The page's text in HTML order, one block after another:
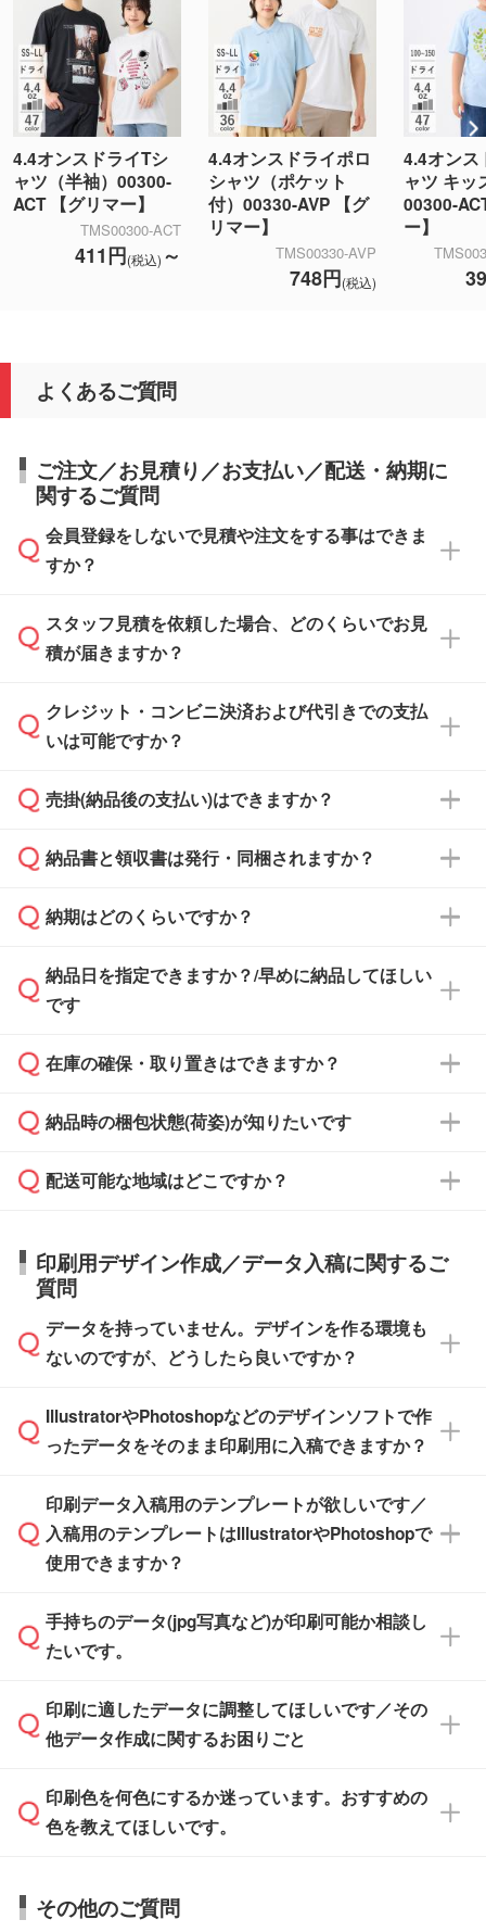
4.4オンスドライTシ
ャツ（半袖）00300-
ACT 【グリマー】
TMS00300-ACT
411円(税込) ～
4.4オンスドライポロ
シャツ（ポケット
付）00330-AVP 【グ
リマー】
TMS00330-AVP
748円(税込)
4.4オンス
ャツ キッ
00300-
ー】
よくあるご質問
ご注文／お見積り／お支払い／配送・納期に
関するご質問
会員登録をしないで見積や注文をする事はできま
すか？
可能です。見積・注文フォームにて『ゲストの
まま進む』ボタンからお進みのうえ、ご依頼く
スタッフ見積を依頼した場合、どのくらいでお見
積が届きますか？
通常、翌営業日までにお送りしております。混
雑状況によっては、お時間をいただくこともご
依頼いただいた場合は、翌営業日以降のご連絡
クレジット・コンビニ決済および代引きでの支払
いは可能ですか？
銀行振込のみのご対応となります。
売掛(納品後の支払い)はできますか？
基本的には先入金をお願いしておりますが、自
どの場合は、月末締め翌月末払いに対応可能で
また、卒業・卒園記念品で対策委員会や個人様
校や幼稚園・保育園であれば、同様の条件でご
ご希望の際は担当スタッフまでお気軽にご相談
ください。
納品書と領収書は発行・同梱されますか？
納品書・領収書は ご依頼をいただいた場合の
ず、通常はPDFデータをメール添付でお送りし
ます。
たは注文フォームの『ご注文に関する備考欄』
納期はどのくらいですか？
・印刷する場合(500個程度)
ご入金、イメージ画像の校了から約2週間～2
ご入金確認後、1～2営業日で出荷いたしま
タッフまでお問い合わせください。
ル」に注文予定日をご入力いただくと、おおよ
その締切日や出荷目安をご確認いただけます。
品が決まりましたらお早めのご発注をお願いい
たします。
※土日祝日を除く営業日換算です。
※沖縄・離島は追加日数がかかります。
納品日を指定できますか？/早めに納品してほしい
です
ご希望の納期がある場合は、お問い合わせ・お
い。
応が可能かご案内いたします。
す。>>対象商品はこちら
※最短出荷日は商品によって異なります。各商
品ページにてご確認ください
在庫の確保・取り置きはできますか？
ご入金確認後に在庫を確保し、注文確定のご連
はできかねますので予めご了承ください。
納品時の梱包状態(荷姿)が知りたいです
商品によって異なります。各ページにある商品
す。(白箱、化粧箱、ブリスターパックなど)
【袋入り】 商品がひとつずつ袋に入っていま
す。(透明袋、デザイン袋など)
【個包装なし】 個包装がされていない状態で
※化粧箱から白箱への入れ替えや、オリジナル
箱の作成は原則承っておりません。
配送可能な地域はどこですか？
直接納品は行っておりませんので予めご了承く
ださい。
印刷用デザイン作成／データ入稿に関するご
質問
データを持っていません。デザインを作る環境も
ないのですが、どうしたら良いですか？
無料の「デザインシミュレーター」を使えば、
PCやスマホから簡単にデザインを作成できま
ザインソフトがなくても安心です。
また、「データ作成サービス
せいただければ、弊社にて無料でデザインデー
タを1点作成いたします。
IllustratorやPhotoshopなどのデザインソフトで作
ったデータをそのまま印刷用に入稿できますか？
IllustratorやPhotoshop、CLIP STUDIOなどのデ
ザインソフトでこだわりのデザインを作成した
い方は、完全データ入稿
積・ご注文フォームにアップロードしてご入稿
ください。
ご入稿後は経験豊富なスタッフがデータに不備
がないかチェックし、お客様と確認してから印
刷に進みますので、ご安心ください。
印刷データ入稿用のテンプレートが欲しいです／
入稿用のテンプレートはIllustratorやPhotoshopで
使用できますか？
一部商品は入稿用テンプレートのご用意があり
ます。各商品ページの『印刷方法・テンプレー
入稿用のテンプレートはPDF形式ですが、
IllustratorやPhotoshopで開いてご利用いただけ
方」をご確認ください。
手持ちのデータ(jpg写真など)が印刷可能か相談し
たいです。
印刷に適したデータ・解像度かどうか、担当ス
タッフが事前に確認いたします。
ムへ添付いただくか、担当スタッフ宛にメール
でお送りください。
い合わせください。
印刷に適したデータに調整してほしいです／その
他データ作成に関するお困りごと
データ作成でお困りの際には、担当スタッフが
サポートいたしますのでお気軽にご相談くださ
から添付してお送りください。
印刷色を何色にするか迷っています。おすすめの
色を教えてほしいです。
お見積・ご注文・
相談いただきますと、担当スタッフがお客様の
その他のご質問